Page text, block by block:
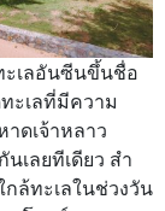
ะเลอันซีนขึ้นชื่อ
ะเลที่มีความ
ดเจ้าหลาว
เลยทีเดียว สำ
ล้ทะเลในช่วงวัน